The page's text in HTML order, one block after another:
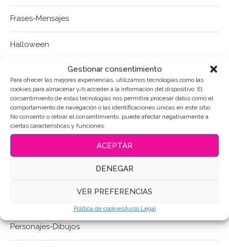
Gestionar consentimiento
Para ofrecer las mejores experiencias, utilizamos tecnologías como las
cookies para almacenar y/o acceder a la información del dispositivo. El
consentimiento de estas tecnologías nos permitirá procesar datos como el
comportamiento de navegación o las identificaciones únicas en este sitio.
No consentir o retirar el consentimiento, puede afectar negativamente a
ciertas características y funciones.
ACEPTAR
DENEGAR
VER PREFERENCIAS
Política de cookiesAviso Legal
Frases-Mensajes
Halloween
Lisa©
Mundo de Fantasía
Personajes-Dibujos